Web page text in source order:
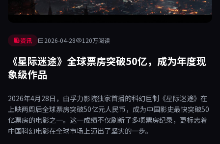
资讯 2026-04-28 120万阅读
《星际迷途》全球票房突破50亿，成为年度现
象级作品
2026年4月28日，由孚力影院独家首播的科幻巨制《星际迷途》在
上映两周后全球票房突破50亿元人民币，成为中国影史最快突破50
亿票房的电影之一。这一成绩不仅刷新了多项票房纪录，更标志着
中国科幻电影在全球市场上迈出了坚实的一步。